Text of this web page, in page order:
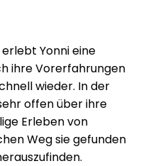
Yonni eine
ihre Vorerfahrungen
wieder. In der
offen über ihre
Erleben von
Weg sie gefunden